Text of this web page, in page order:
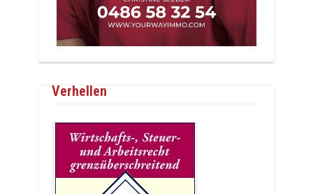
Verhellen